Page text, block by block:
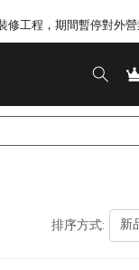
修工程，期間暫停對外營
排序方式: